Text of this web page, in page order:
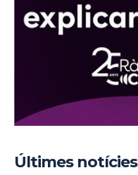
Últimes notícies